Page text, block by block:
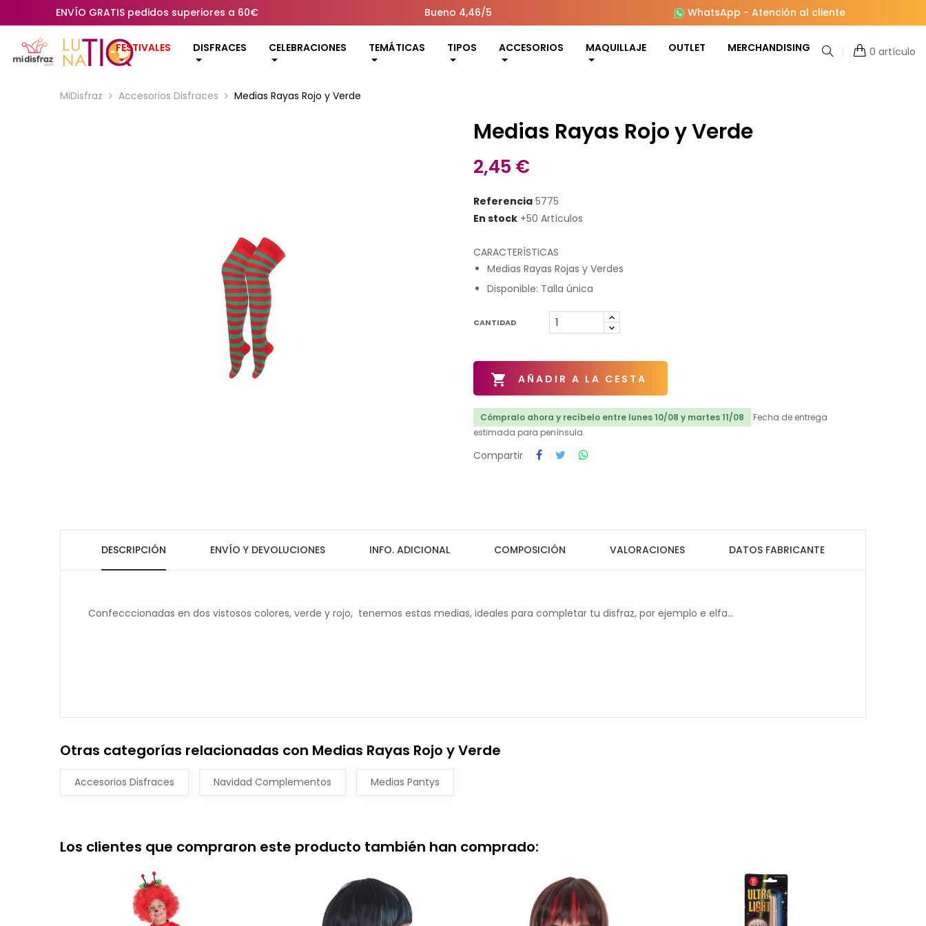
ENVÍO GRATIS pedidos superiores a 60€ Bueno 4,46/5 WhatsApp - Atención al cliente
FESTIVALES DISFRACES CELEBRACIONES TEMÁTICAS TIPOS ACCESORIOS MAQUILLAJE OUTLET MERCHANDISING 0 artículo
MiDisfraz Accesorios Disfraces Medias Rayas Rojo y Verde
Medias Rayas Rojo y Verde
2,45 €
Referencia 5775
En stock +50 Artículos
CARACTERÍSTICAS
Medias Rayas Rojas y Verdes
Disponible: Talla única
CANTIDAD
 AÑADIR A LA CESTA
Cómpralo ahora y recíbelo entre lunes 10/08 y martes 11/08
Fecha de entrega
estimada para península.
Compartir
DESCRIPCIÓN ENVÍO Y DEVOLUCIONES INFO. ADICIONAL COMPOSICIÓN VALORACIONES DATOS FABRICANTE
Confecccionadas en dos vistosos colores, verde y rojo, tenemos estas medias, ideales para completar tu disfraz, por ejemplo e elfa...
Otras categorías relacionadas con Medias Rayas Rojo y Verde
Accesorios Disfraces Navidad Complementos Medias Pantys
Los clientes que compraron este producto también han comprado: